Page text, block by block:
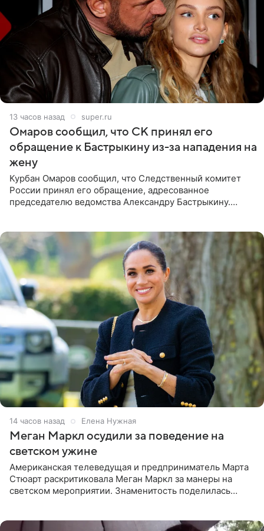
13 часов назад super.ru
Омаров сообщил, что СК принял его
обращение к Бастрыкину из-за нападения на
жену
Курбан Омаров сообщил, что Следственный комитет
России принял его обращение, адресованное
председателю ведомства Александру Бастрыкину.
14 часов назад Елена Нужная
Меган Маркл осудили за поведение на
светском ужине
Американская телеведущая и предприниматель Марта
Стюарт раскритиковала Меган Маркл за манеры на
светском мероприятии. Знаменитость поделилась